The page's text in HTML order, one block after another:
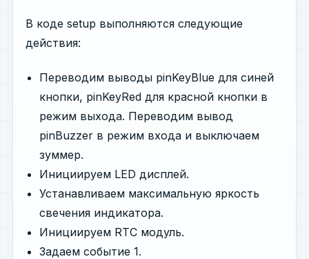
В коде setup выполняются следующие
действия:
Переводим выводы pinKeyBlue для синей
кнопки, pinKeyRed для красной кнопки в
режим выхода. Переводим вывод
pinBuzzer в режим входа и выключаем
зуммер.
Инициируем LED дисплей.
Устанавливаем максимальную яркость
свечения индикатора.
Инициируем RTC модуль.
Задаем событие 1.